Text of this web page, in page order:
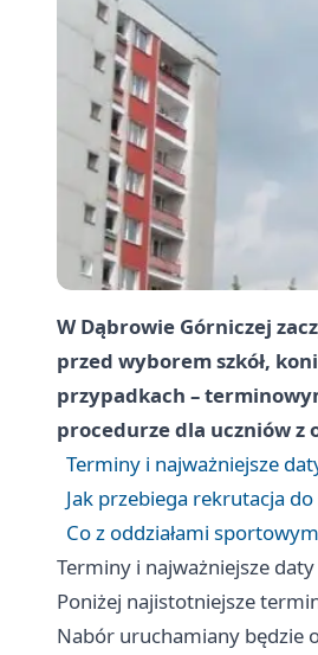
W Dąbrowie Górniczej
przed wyborem szkół,
przypadkach –
procedurze dla uczniów z
Terminy i najważniejsze
Jak przebiega rekrutacja
Co z oddziałami
Terminy i najważniejsze
Poniżej najistotniejsze
Nabór uruchamiany będzie